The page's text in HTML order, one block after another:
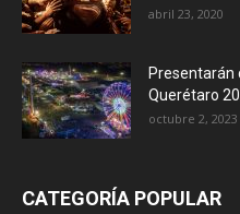
abril 23, 2020
Presentarán
Querétaro
octubre 2, 2023
CATEGORÍA POPULAR